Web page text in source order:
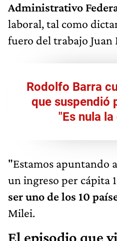
Administrativo
laboral, tal como
fuero del trabajo
Rodolfo Barra
que suspendió
"Es nula
"Estamos apuntando
un ingreso per cápita
ser uno de los 10
Milei.